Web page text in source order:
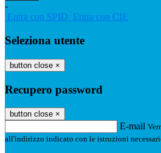
-
Entra con SPID Entra con CIE
Seleziona utente
button close ×
Recupero password
button close ×
E-mail
all'indirizzo indicato con le istruzioni